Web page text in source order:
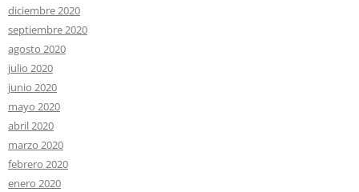
diciembre 2020
septiembre 2020
agosto 2020
julio 2020
junio 2020
mayo 2020
abril 2020
marzo 2020
febrero 2020
enero 2020